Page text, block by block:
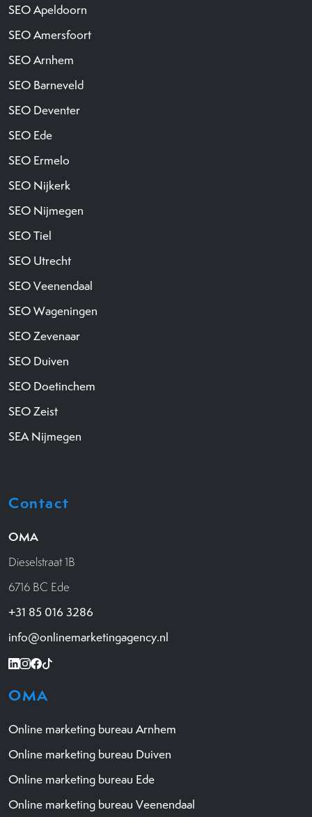
SEO Apeldoorn
SEO Amersfoort
SEO Arnhem
SEO Barneveld
SEO Deventer
SEO Ede
SEO Ermelo
SEO Nijkerk
SEO Nijmegen
SEO Tiel
SEO Utrecht
SEO Veenendaal
SEO Wageningen
SEO Zevenaar
SEO Duiven
SEO Doetinchem
SEO Zeist
SEA Nijmegen
Contact
OMA
Dieselstraat 1B
6716 BC Ede
+31 85 016 3286
info@onlinemarketingagency.nl
OMA
Online marketing bureau Arnhem
Online marketing bureau Duiven
Online marketing bureau Ede
Online marketing bureau Veenendaal